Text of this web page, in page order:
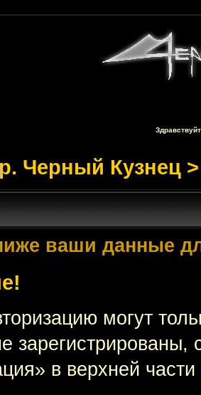
Черный Кузнец>
ваши данные
могут
зарегистрированы,
в верхней